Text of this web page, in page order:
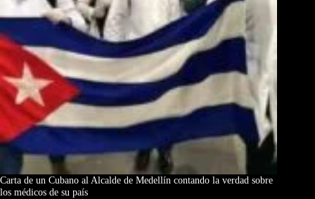
Carta de un Cubano al Alcalde de Medellín contando la verdad sobre
los médicos de su país